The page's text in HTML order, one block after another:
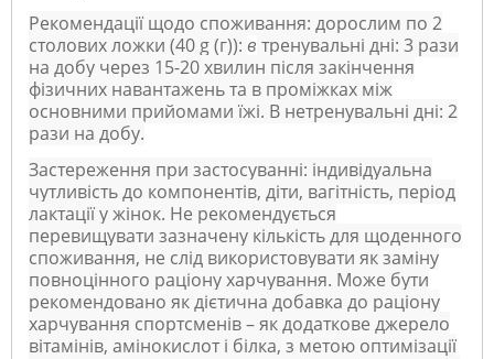
Рекомендації щодо споживання: дорослим по 2
столових ложки (40 g (г)): в тренувальні дні: 3 рази
на добу через 15-20 хвилин після закінчення
фізичних навантажень та в проміжках між
основними прийомами їжі. В нетренувальні дні: 2
рази на добу.
Застереження при застосуванні: індивідуальна
чутливість до компонентів, діти, вагітність, період
лактації у жінок. Не рекомендується
перевищувати зазначену кількість для щоденного
споживання, не слід використовувати як заміну
повноцінного раціону харчування. Може бути
рекомендовано як дієтична добавка до раціону
харчування спортсменів – як додаткове джерело
вітамінів, амінокислот і білка, з метою оптимізації